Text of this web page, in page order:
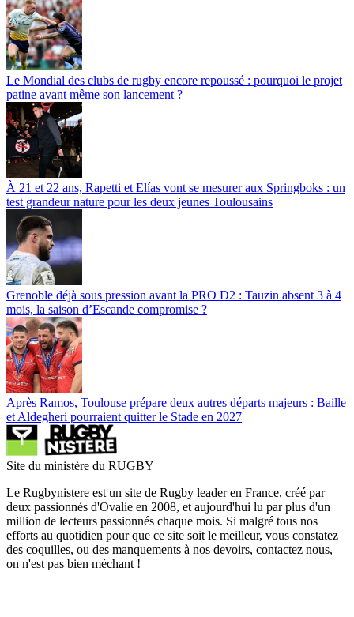
Le Mondial des clubs de rugby encore repoussé : pourquoi le projet
patine avant même son lancement ?
À 21 et 22 ans, Rapetti et Elías vont se mesurer aux Springboks : un
test grandeur nature pour les deux jeunes Toulousains
Grenoble déjà sous pression avant la PRO D2 : Tauzin absent 3 à 4
mois, la saison d’Escande compromise ?
Après Ramos, Toulouse prépare deux autres départs majeurs : Baille
et Aldegheri pourraient quitter le Stade en 2027
Site du ministère du RUGBY
Le Rugbynistere est un site de Rugby leader en France, créé par
deux passionnés d'Ovalie en 2008, et aujourd'hui lu par plus d'un
million de lecteurs passionnés chaque mois. Si malgré tous nos
efforts au quotidien pour que ce site soit le meilleur, vous constatez
des coquilles, ou des manquements à nos devoirs, contactez nous,
on n'est pas bien méchant !